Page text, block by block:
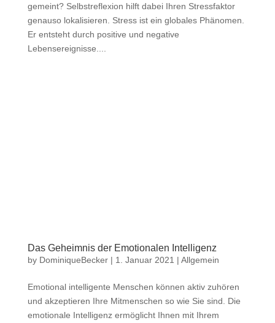
gemeint? Selbstreflexion hilft dabei Ihren Stressfaktor
genauso lokalisieren. Stress ist ein globales Phänomen.
Er entsteht durch positive und negative
Lebensereignisse....
Das Geheimnis der Emotionalen Intelligenz
by DominiqueBecker| 1. Januar 2021 | Allgemein
Emotional intelligente Menschen können aktiv zuhören
und akzeptieren Ihre Mitmenschen so wie Sie sind. Die
emotionale Intelligenz ermöglicht Ihnen mit Ihrem